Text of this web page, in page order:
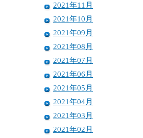
2021年11月
2021年10月
2021年09月
2021年08月
2021年07月
2021年06月
2021年05月
2021年04月
2021年03月
2021年02月